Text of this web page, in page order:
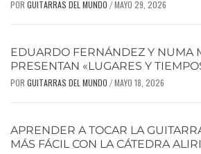
POR GUITARRAS DEL MUNDO / MAYO 29, 2026
EDUARDO FERNÁNDEZ Y NUMA
PRESENTAN «LUGARES Y
POR GUITARRAS DEL MUNDO / MAYO 18, 2026
APRENDER A TOCAR LA
MÁS FÁCIL CON LA CÁTEDRA